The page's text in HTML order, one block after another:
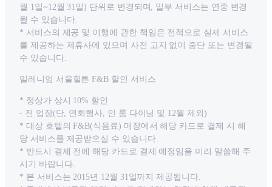
월 1일~12월 31일) 단위로 변경되며, 일부 서비스는 연중 변경
될 수 있습니다.
* 서비스의 제공 및 이행에 관한 책임은 전적으로 실제 서비스
를 제공하는 제휴사에 있으며 사전 고지 없이 중단 또는 변경될
수 있습니다.
밀레니엄 서울힐튼 F&B 할인 서비스
* 정상가 상시 10% 할인
- 전 업장(단, 연회행사, 인 룸 다이닝 및 12월 제외)
* 대상 호텔의 F&B(식음료) 매장에서 해당 카드로 결제 시 해
당 서비스를 제공받으실 수 있습니다.
* 반드시 결제 전에 해당 카드로 결제 예정임을 미리 말씀해 주
시기 바랍니다.
* 본 서비스는 2015년 12월 31일까지 제공됩니다.